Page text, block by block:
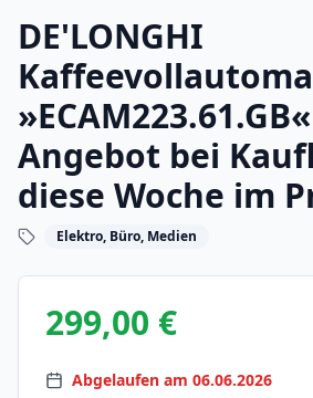
DE'LONGHI
Angebot bei
diese Woche im
Elektro, Büro, Medien
299,00 €
Abgelaufen am 06.06.2026